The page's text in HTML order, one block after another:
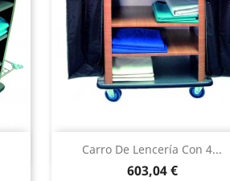
Carro De Lencería Con 4...
Precio
603,04 €
Vista rápida